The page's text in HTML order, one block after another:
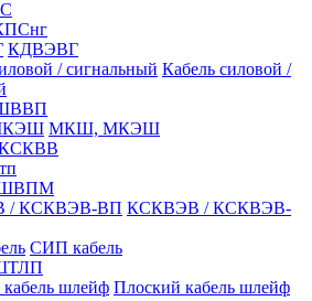
КДВЭВГ
Кабель силовой /
МКШ, МКЭШ
КСКВЭВ / КСКВЭВ-
СИП кабель
Плоский кабель шлейф